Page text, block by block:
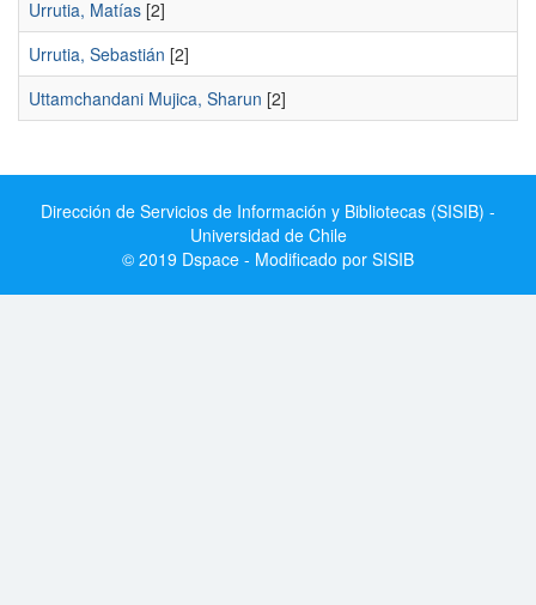
Urrutia, Matías [2]
Urrutia, Sebastián [2]
Uttamchandani Mujica, Sharun [2]
Dirección de Servicios de Información y Bibliotecas (SISIB) -
Universidad de Chile
© 2019 Dspace - Modificado por SISIB